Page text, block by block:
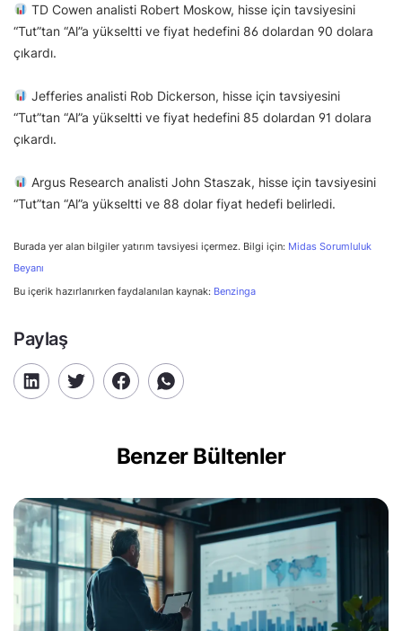
TD Cowen analisti Robert Moskow, hisse için tavsiyesini
“Tut”tan “Al”a yükseltti ve fiyat hedefini 86 dolardan 90 dolara
çıkardı.
Jefferies analisti Rob Dickerson, hisse için tavsiyesini
“Tut”tan “Al”a yükseltti ve fiyat hedefini 85 dolardan 91 dolara
çıkardı.
Argus Research analisti John Staszak, hisse için tavsiyesini
“Tut”tan “Al”a yükseltti ve 88 dolar fiyat hedefi belirledi.
Burada yer alan bilgiler yatırım tavsiyesi içermez. Bilgi için: Midas Sorumluluk
Beyanı
Bu içerik hazırlanırken faydalanılan kaynak: Benzinga
Paylaş
Benzer Bültenler